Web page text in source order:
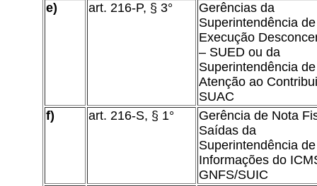
e)
art. 216-P, § 3°
Gerências da
Superintendência de
Execução
– SUED ou da
Superintendência de
Atenção ao
SUAC
f)
art. 216-S, § 1°
Gerência de Nota
Saídas da
Superintendência de
Informações do
GNFS/SUIC